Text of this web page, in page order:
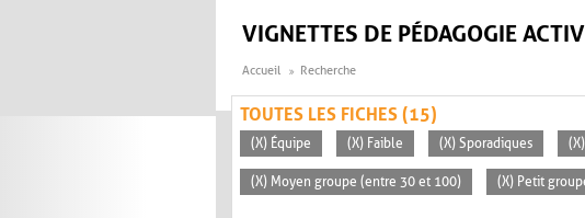
VIGNETTES DE PÉDAGOGIE
Accueil Recherche
TOUTES LES FICHES (15)
(X) Équipe (X) Faible (X) Sporadiques
(X) Moyen groupe (entre 30 et 100) (X) Petit